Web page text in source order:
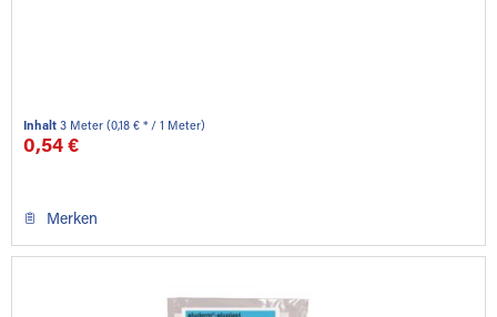
Inhalt3 Meter(0,18 € * / 1 Meter)
0,54 €
Merken